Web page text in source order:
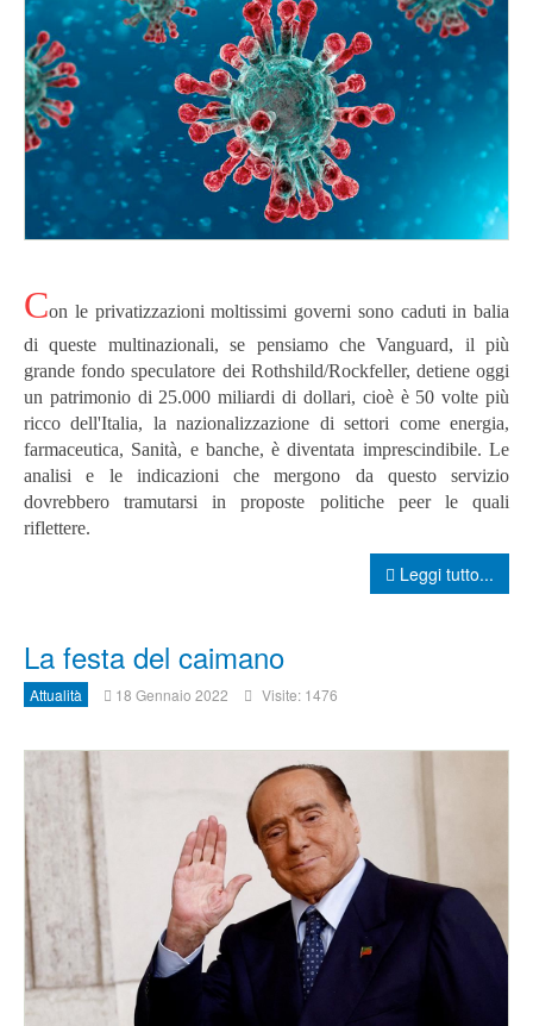
Con le privatizzazioni moltissimi governi sono caduti in balia
di queste multinazionali, se pensiamo che Vanguard, il più
grande fondo speculatore dei Rothshild/Rockfeller, detiene oggi
un patrimonio di 25.000 miliardi di dollari, cioè è 50 volte più
ricco dell'Italia, la nazionalizzazione di settori come energia,
farmaceutica, Sanità, e banche, è diventata imprescindibile. Le
analisi e le indicazioni che mergono da questo servizio
dovrebbero tramutarsi in proposte politiche peer le quali
riflettere.
Leggi tutto...
La festa del caimano
Attualità 18 Gennaio 2022 Visite: 1476